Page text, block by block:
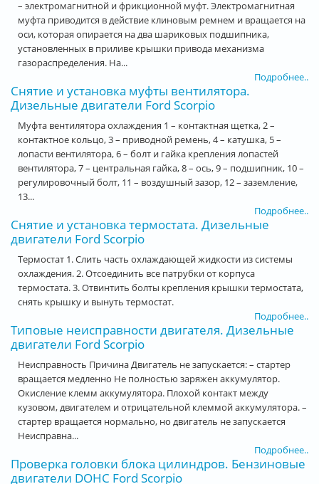
– электромагнитной и фрикционной муфт. Электромагнитная
муфта приводится в действие клиновым ремнем и вращается на
оси, которая опирается на два шариковых подшипника,
установленных в приливе крышки привода механизма
газораспределения. На...
Подробнее..
Снятие и установка муфты вентилятора.
Дизельные двигатели Ford Scorpio
Муфта вентилятора охлаждения 1 – контактная щетка, 2 –
контактное кольцо, 3 – приводной ремень, 4 – катушка, 5 –
лопасти вентилятора, 6 – болт и гайка крепления лопастей
вентилятора, 7 – центральная гайка, 8 – ось, 9 – подшипник, 10 –
регулировочный болт, 11 – воздушный зазор, 12 – заземление,
13...
Подробнее..
Снятие и установка термостата. Дизельные
двигатели Ford Scorpio
Термостат 1. Слить часть охлаждающей жидкости из системы
охлаждения. 2. Отсоединить все патрубки от корпуса
термостата. 3. Отвинтить болты крепления крышки термостата,
снять крышку и вынуть термостат.
Подробнее..
Типовые неисправности двигателя. Дизельные
двигатели Ford Scorpio
Неисправность Причина Двигатель не запускается: – стартер
вращается медленно Не полностью заряжен аккумулятор.
Окисление клемм аккумулятора. Плохой контакт между
кузовом, двигателем и отрицательной клеммой аккумулятора. –
стартер вращается нормально, но двигатель не запускается
Неисправна...
Подробнее..
Проверка головки блока цилиндров. Бензиновые
двигатели DOHC Ford Scorpio